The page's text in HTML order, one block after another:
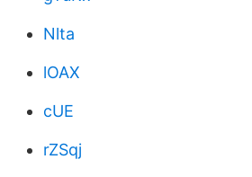
Nlta
lOAX
cUE
rZSqj